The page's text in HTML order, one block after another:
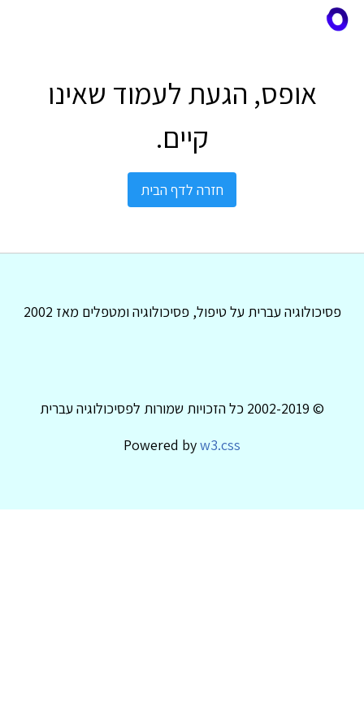
אופס, הגעת לעמוד שאינו
קיים.
חזרה לדף הבית
פסיכולוגיה עברית על טיפול, פסיכולוגיה ומטפלים מאז 2002
© 2002-2019 כל הזכויות שמורות לפסיכולוגיה עברית
Powered byw3.css